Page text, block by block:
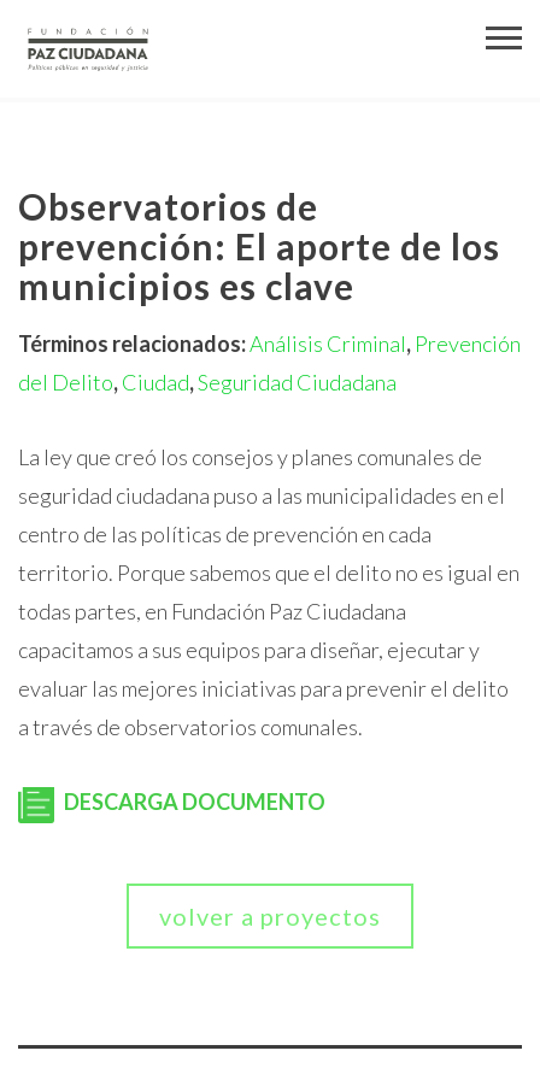
Observatorios de
prevención: El aporte de los
municipios es clave
Términos relacionados:Análisis Criminal, Prevención
del Delito,Ciudad,Seguridad Ciudadana
La ley que creó los consejos y planes comunales de
seguridad ciudadana puso a las municipalidades en el
centro de las políticas de prevención en cada
territorio. Porque sabemos que el delito no es igual en
todas partes, en Fundación Paz Ciudadana
capacitamos a sus equipos para diseñar, ejecutar y
evaluar las mejores iniciativas para prevenir el delito
a través de observatorios comunales.
DESCARGA DOCUMENTO
volver a proyectos